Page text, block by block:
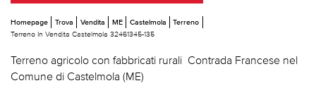
Homepage Trova Vendita ME Castelmola
Terreno
Terreno In Vendita Castelmola 32461345-135
Terreno agricolo con fabbricati rurali  Contrada Francese nel
Comune di Castelmola (ME)